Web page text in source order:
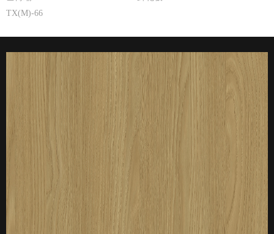
TX(M)-66
厚度：3-25mm